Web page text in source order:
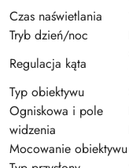
Czas naświetlania
Tryb dzień/noc
Regulacja kąta
Typ obiektywu
Ogniskowa i pole
widzenia
Mocowanie obiektywu